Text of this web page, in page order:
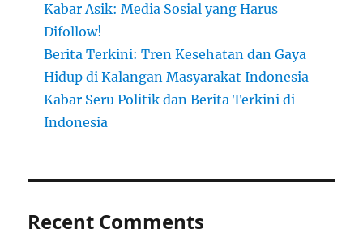
Kabar Asik: Media Sosial yang Harus
Difollow!
Berita Terkini: Tren Kesehatan dan Gaya
Hidup di Kalangan Masyarakat Indonesia
Kabar Seru Politik dan Berita Terkini di
Indonesia
Recent Comments